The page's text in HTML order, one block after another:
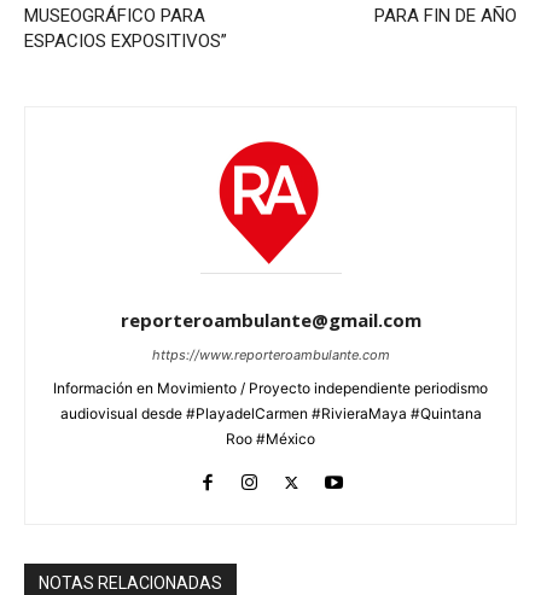
MUSEOGRÁFICO PARA
ESPACIOS EXPOSITIVOS”
PARA FIN DE AÑO
reporteroambulante@gmail.com
https://www.reporteroambulante.com
Información en Movimiento / Proyecto independiente periodismo
audiovisual desde #PlayadelCarmen #RivieraMaya #Quintana
Roo #México
NOTAS RELACIONADAS